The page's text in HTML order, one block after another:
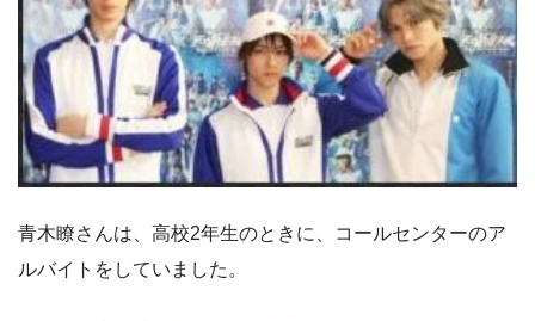
青木瞭さんは、高校2年生のときに、コールセンターのア
ルバイトをしていました。